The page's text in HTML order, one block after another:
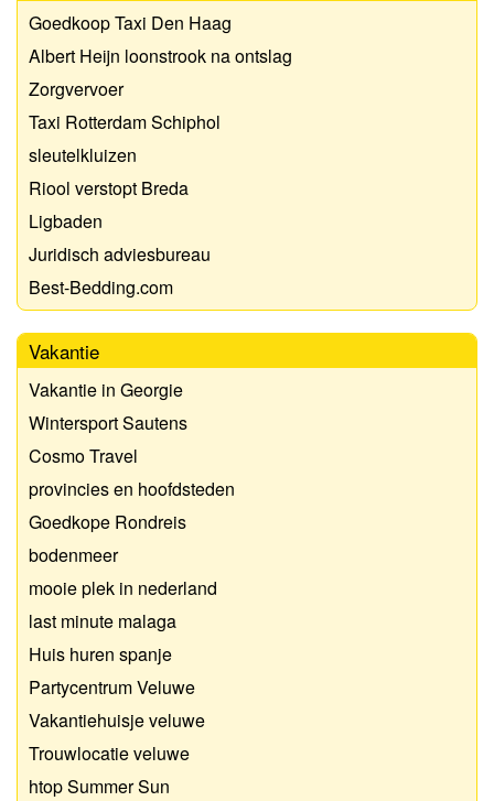
Goedkoop Taxi Den Haag
Albert Heijn loonstrook na ontslag
Zorgvervoer
Taxi Rotterdam Schiphol
sleutelkluizen
Riool verstopt Breda
Ligbaden
Juridisch adviesbureau
Best-Bedding.com
Vakantie
Vakantie in Georgie
Wintersport Sautens
Cosmo Travel
provincies en hoofdsteden
Goedkope Rondreis
bodenmeer
mooie plek in nederland
last minute malaga
Huis huren spanje
Partycentrum Veluwe
Vakantiehuisje veluwe
Trouwlocatie veluwe
htop Summer Sun